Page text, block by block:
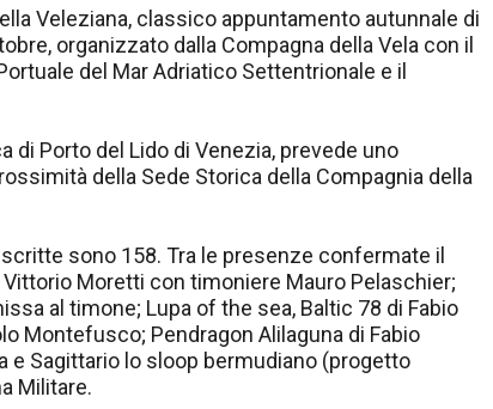
Veleziana, classico appuntamento autunnale di
organizzato dalla Compagna della Vela con il
del Mar Adriatico Settentrionale e il
Porto del Lido di Venezia, prevede uno
della Sede Storica della Compagnia della
sono 158. Tra le presenze confermate il
Moretti con timoniere Mauro Pelaschier;
al timone; Lupa of the sea, Baltic 78 di Fabio
Montefusco; Pendragon Alilaguna di Fabio
e Sagittario lo sloop bermudiano (progetto
Militare.